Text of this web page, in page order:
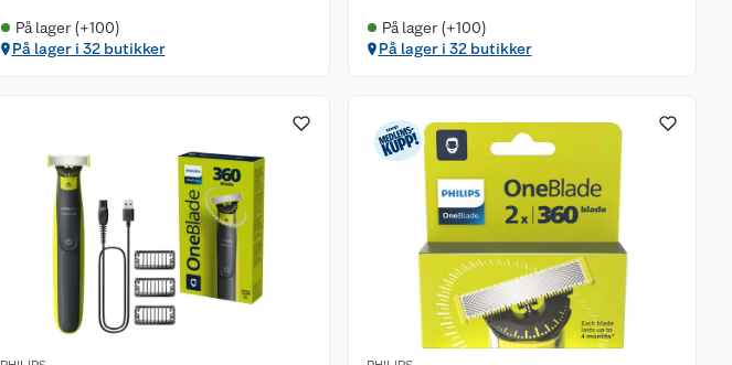
På lager (+100)
På lager i 32 butikker
På lager (+100)
På lager i 32 butikker